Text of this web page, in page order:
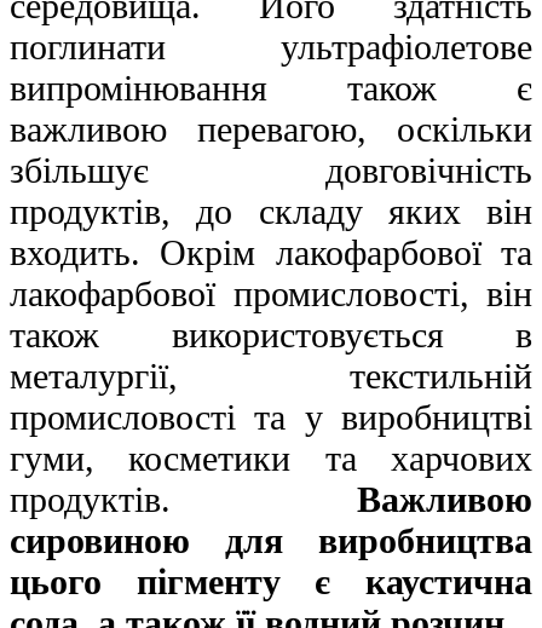
поглинати ультрафіолетове
випромінювання також є
важливою перевагою, оскільки
збільшує довговічність
продуктів, до складу яких він
входить. Окрім лакофарбової та
лакофарбової промисловості, він
також використовується в
металургії, текстильній
промисловості та у виробництві
гуми, косметики та харчових
продуктів.
Важливою
сировиною для виробництва
цього пігменту є каустична